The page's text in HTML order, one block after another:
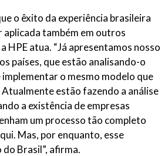
o êxito da experiência brasileira
aplicada também em outros
HPE atua. “Já apresentamos nosso
países, que estão analisando-o
o mesmo modelo que
estão fazendo a análise
a existência de empresas
um processo tão completo
Mas, por enquanto, esse
Brasil”, afirma.